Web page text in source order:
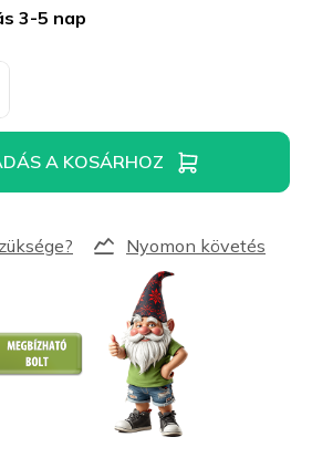
3-5 nap
A KOSÁRHOZ
Nyomon követés